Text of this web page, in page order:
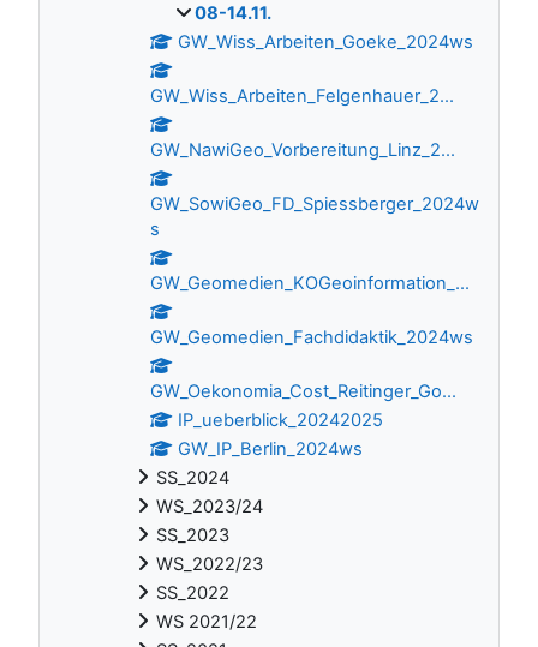
08-14.11.
GW_Wiss_Arbeiten_Goeke_2024ws
GW_Wiss_Arbeiten_Felgenhauer_2...
GW_NawiGeo_Vorbereitung_Linz_2...
GW_SowiGeo_FD_Spiessberger_2024w
s
GW_Geomedien_KOGeoinformation_...
GW_Geomedien_Fachdidaktik_2024ws
GW_Oekonomia_Cost_Reitinger_Go...
IP_ueberblick_20242025
GW_IP_Berlin_2024ws
SS_2024
WS_2023/24
SS_2023
WS_2022/23
SS_2022
WS 2021/22